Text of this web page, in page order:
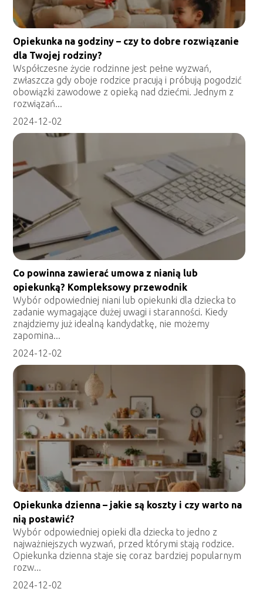
Opiekunka na godziny – czy to dobre rozwiązanie
dla Twojej rodziny?
Współczesne życie rodzinne jest pełne wyzwań,
zwłaszcza gdy oboje rodzice pracują i próbują pogodzić
obowiązki zawodowe z opieką nad dziećmi. Jednym z
rozwiązań...
2024-12-02
Co powinna zawierać umowa z nianią lub
opiekunką? Kompleksowy przewodnik
Wybór odpowiedniej niani lub opiekunki dla dziecka to
zadanie wymagające dużej uwagi i staranności. Kiedy
znajdziemy już idealną kandydatkę, nie możemy
zapomina...
2024-12-02
Opiekunka dzienna – jakie są koszty i czy warto na
nią postawić?
Wybór odpowiedniej opieki dla dziecka to jedno z
najważniejszych wyzwań, przed którymi stają rodzice.
Opiekunka dzienna staje się coraz bardziej popularnym
rozw...
2024-12-02